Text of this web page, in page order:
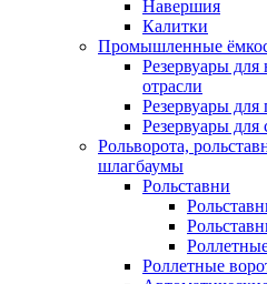
Навершия
Калитки
Промышленные
Резервуары для
отрасли
Резервуары
Резервуары для
Рольворота,
шлагбаумы
Рольставни
Роллетные